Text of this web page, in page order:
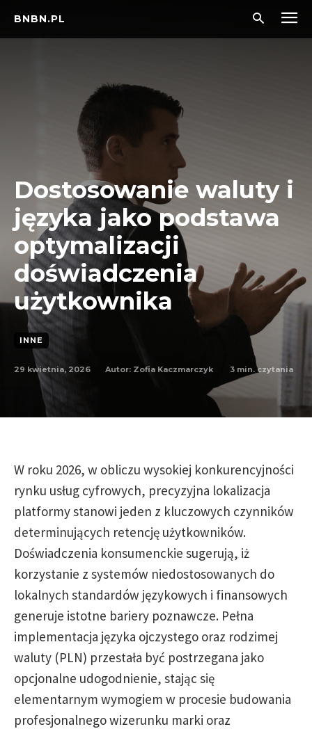
BNBN.PL
Dostosowanie waluty i
języka jako podstawa
optymalizacji
doświadczenia
użytkownika
INNE
29 kwietnia, 2026 Autor: Zofia Kaczmarczyk 3 min. czytania
W roku 2026, w obliczu wysokiej konkurencyjności
rynku usług cyfrowych, precyzyjna lokalizacja
platformy stanowi jeden z kluczowych czynników
determinujących retencję użytkowników.
Doświadczenia konsumenckie sugerują, iż
korzystanie z systemów niedostosowanych do
lokalnych standardów językowych i finansowych
generuje istotne bariery poznawcze. Pełna
implementacja języka ojczystego oraz rodzimej
waluty (PLN) przestała być postrzegana jako
opcjonalne udogodnienie, stając się
elementarnym wymogiem w procesie budowania
profesjonalnego wizerunku marki oraz